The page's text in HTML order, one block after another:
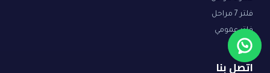
فلتر 7 مراحل
فلتر عمومي
اتصل بنا